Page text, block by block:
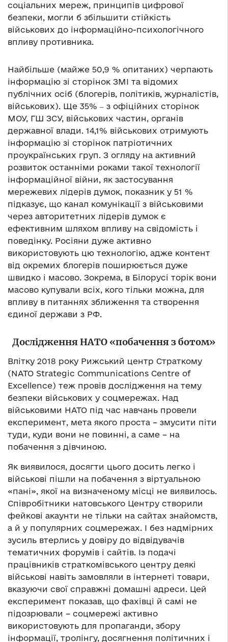
соціальних мереж, принципів цифрової
безпеки, могли б збільшити стійкість
військових до інформаційно-психологічного
впливу противника.
Найбільше (майже 50,9 % опитаних) черпають
інформацію зі сторінок ЗМІ та відомих
публічних осіб (блогерів, політиків, журналістів,
військових). Ще 35% ‒ з офіційних сторінок
МОУ, ГШ ЗСУ, військових частин, органів
державної влади. 14,1% військових отримують
інформацію зі сторінок патріотичних
проукраїнських груп. З огляду на активний
розвиток останніми роками такої технології
інформаційної війни, як застосування
мережевих лідерів думок, показник у 51 %
підказує, що канал комунікації з військовими
через авторитетних лідерів думок є
ефективним шляхом впливу на свідомість і
поведінку. Росіяни дуже активно
використовують цю технологію, адже контент
від окремих блогерів поширюється дуже
швидко і масово. Зокрема, в Білорусі торік вони
масово купували всіх, кого тільки можна, для
впливу в питаннях зближення та створення
єдиної держави з РФ.
Дослідження НАТО «побачення з ботом»
Влітку 2018 року Рижський центр Страткому
(NATO Strategic Communications Centre of
Excellence) теж провів дослідження на тему
безпеки військових у соцмережах. Над
військовими НАТО під час навчань провели
експеримент, мета якого проста – змусити піти
туди, куди вони не повинні, а саме – на
побачення з дівчиною.
Як виявилося, досягти цього досить легко і
військові пішли на побачення з віртуальною
«пані», якої на визначеному місці не виявилось.
Співробітники натовського Центру створили
фейкові акаунти не тільки на сайтах знайомств,
а й у популярних соцмережах. І без надмірних
зусиль втерлись у довіру до відвідувачів
тематичних форумів і сайтів. Із подачі
працівників страткомівського центру деякі
військові навіть замовляли в інтернеті товари,
вказуючи свої справжні домашні адреси. Цей
експеримент показав, що фахівці й самі не
підозрювали – соцмережі активно
використовують для пропаганди, збору
інформації, тролінгу, досягнення політичних і